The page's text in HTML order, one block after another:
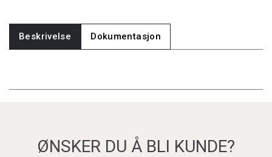
Beskrivelse Dokumentasjon
ØNSKER DU Å BLI KUNDE?